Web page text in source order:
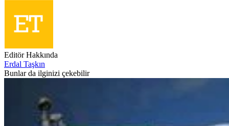
Editör Hakkında
Erdal Taşkın
Bunlar da ilginizi çekebilir